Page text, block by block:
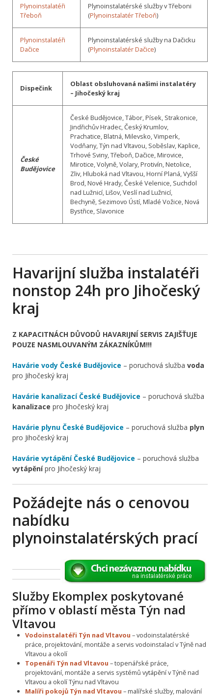
Plynoinstalatéři
Třeboň
Plynoinstalatérské služby v Třeboni
(Plynoinstalatér Třeboň)
Plynoinstalatéři
Dačice
Plynoinstalatérské služby na Dačicku
(Plynoinstalatér Dačice)
Dispečink
Oblast obsluhovaná našimi instalatéry
– Jihočeský kraj
České
Budějovice
České Budějovice, Tábor, Písek, Strakonice,
Jindřichův Hradec, Český Krumlov,
Prachatice, Blatná, Milevsko, Vimperk,
Vodňany, Týn nad Vltavou, Soběslav, Kaplice,
Trhové Sviny, Třeboň, Dačice, Mirovice,
Mirotice, Volyně, Volary, Protivín, Netolice,
Zliv, Hluboká nad Vltavou, Horní Planá, Vyšší
Brod, Nové Hrady, České Velenice, Suchdol
nad Lužnicí, Lišov, Veslí nad Lužnicí,
Bechyně, Sezimovo Ústí, Mladé Vožice, Nová
Bystřice, Slavonice
Havarijní služba instalatéři
nonstop 24h pro Jihočeský
kraj
Z KAPACITNÁCH DŮVODŮ HAVARIJNÍ SERVIS ZAJIŠŤUJE
POUZE NASMLOUVANÝM ZÁKAZNÍKŮM!!!
Havárie vody České Budějovice – poruchová služba voda
pro Jihočeský kraj
Havárie kanalizací České Budějovice – poruchová služba
kanalizace pro Jihočeský kraj
Havárie plynu České Budějovice – poruchová služba plyn
pro Jihočeský kraj
Havárie vytápění České Budějovice – poruchová služba
vytápěnípro Jihočeský kraj
Požádejte nás o cenovou
nabídku
plynoinstalatérských prací
Služby Ekomplex poskytované
přímo v oblastí města Týn nad
Vltavou
Vodoinstalatéři Týn nad Vltavou – vodoinstalatérské
práce, projektování, montáže a servis vodoinstalací v Týně nad
Vltavou a okolí
Topenáři Týn nad Vltavou – topenářské práce,
projektování, montáže a servis systémů vytápění v Týně nad
Vltavou a okolí Týnu nad Vltavou
Malíři pokojů Týn nad Vltavou – malířské služby, malování